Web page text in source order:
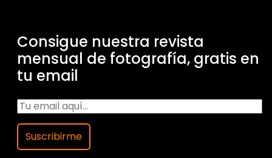
Consigue nuestra revista
mensual de fotografía, gratis en
tu email
Suscribirme